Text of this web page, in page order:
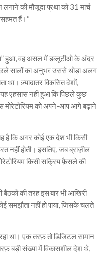
की मौजूदा प्रथा को 31 मार्च
हैं।“
हुआ, वह असल में डब्लूटीओ के अंदर
सालों का अनुभव उससे थोड़ा अलग
था। ज़्यादातर विकसित देशों,
यह एहसास नहीं हुआ कि पिछले कुछ
मोरेटोरियम को अपने-आप आगे बढ़ाने
कि अगर कोई एक देश भी किसी
नहीं होती। इसलिए, जब ब्राज़ील
किसी सक्रिय फ़ैसले की
की तरह इस बार भी आखिरी
समझौता नहीं हो पाया, जिसके चलते
था। एक तरफ़ तो डिजिटल सामान
बड़ी संख्या में विकासशील देश थे,